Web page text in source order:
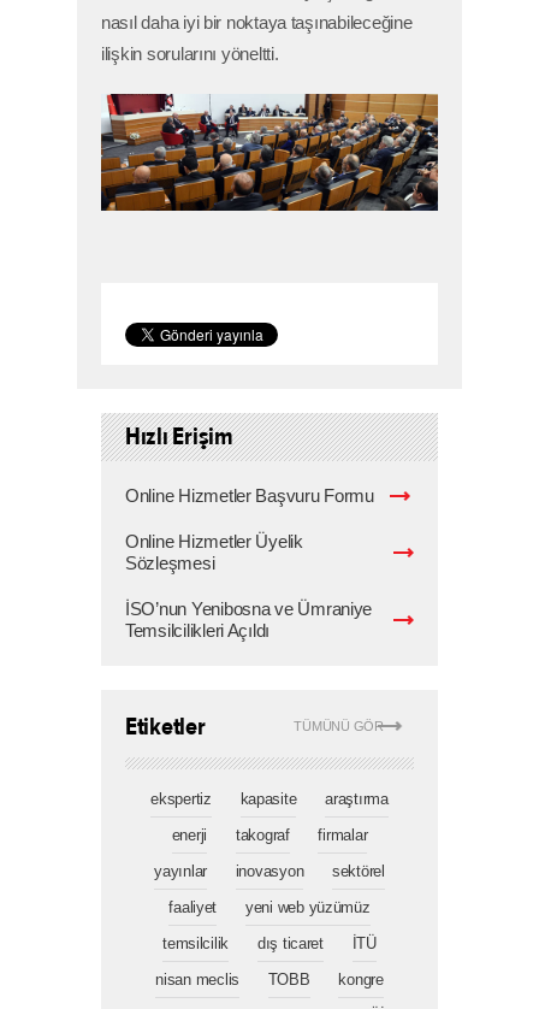
nasıl daha iyi bir noktaya taşınabileceğine
ilişkin sorularını yöneltti.
Hızlı Erişim
Online Hizmetler Başvuru Formu
Online Hizmetler Üyelik
Sözleşmesi
İSO’nun Yenibosna ve Ümraniye
Temsilcilikleri Açıldı
TÜMÜNÜ GÖR
Etiketler
ekspertiz kapasite
araştırma
enerji
takograf
firmalar
yayınlar
inovasyon
sektörel
faaliyet
yeni web yüzümüz
temsilcilik
dış ticaret
İTÜ
nisan meclis
TOBB
kongre